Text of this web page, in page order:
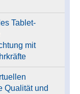
Tablet-
mit
Qualität und